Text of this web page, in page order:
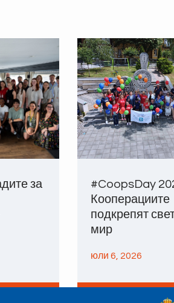
за
#CoopsDay
Кооперациите
подкрепят
мир
юли 6, 2026